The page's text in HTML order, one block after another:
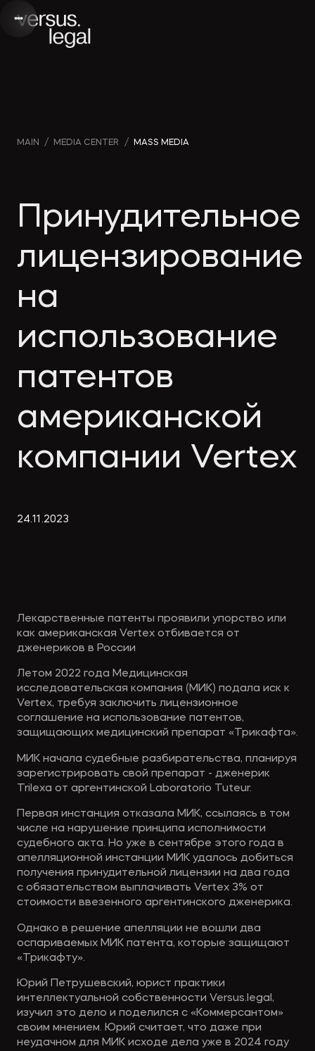
Интеллектуальная
Архитектура
и проектирование
Банкротство
право
Webinars
Company
news
Media
Useful
materials
Articles
MAIN / MEDIA CENTER / MASS MEDIA
Принудительное
лицензирование
на
использование
патентов
американской
компании Vertex
24.11 .2023
Лекарственные патенты проявили упорство или
как американская Vertex отбивается от
дженериков в России
Летом 2022 года Медицинская
исследовательская компания (МИК) подала иск к
Vertex, требуя заключить лицензионное
соглашение на использование патентов,
защищающих медицинский препарат «Трикафта».
МИК начала судебные разбирательства, планируя
зарегистрировать свой препарат - дженерик
Trilexa от аргентинской Laboratorio Tuteur.
Первая инстанция отказала МИК, ссылаясь в том
числе на нарушение принципа исполнимости
судебного акта. Но уже в сентябре этого года в
апелляционной инстанции МИК удалось добиться
получения принудительной лицензии на два года
с обязательством выплачивать Vertex 3% от
стоимости ввезенного аргентинского дженерика.
Однако в решение апелляции не вошли два
оспариваемых МИК патента, которые защищают
«Трикафту».
Юрий Петрушевский, юрист практики
интеллектуальной собственности Versus.legal,
изучил это дело и поделился с «Коммерсантом»
своим мнением. Юрий считает, что даже при
неудачном для МИК исходе дела уже в 2024 году